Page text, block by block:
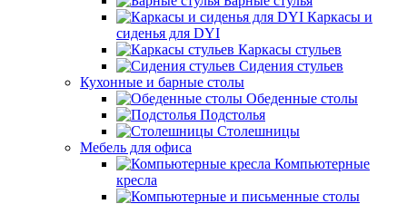
Каркасы и
сиденья для DYI
Каркасы стульев
Сидения стульев
Кухонные и барные столы
Обеденные столы
Подстолья
Столешницы
Мебель для офиса
Компьютерные
кресла